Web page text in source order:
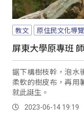
教文 原住民文化導
屏東大學原專班
鋸下構樹枝幹，泡水
柔軟的樹皮布，再用
就此誕生。
2023-06-14 19:19